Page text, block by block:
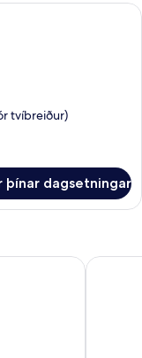
bestu gerð, dúnsængur,
tvíbreiður)
þínar dagsetningar
Collection